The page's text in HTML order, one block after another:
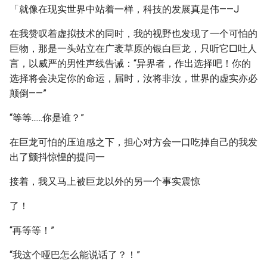
「就像在现实世界中站着一样，科技的发展真是伟——J
在我赞叹着虚拟技术的同时，我的视野也发现了一个可怕的
巨物，那是一头站立在广袤草原的银白巨龙，只听它□吐人
言，以威严的男性声线告诫：“异界者，作出选择吧！你的
选择将会决定你的命运，届时，汝将非汝，世界的虚实亦必
颠倒——”
“等等......你是谁？”
在巨龙可怕的压迫感之下，担心对方会一口吃掉自己的我发
出了颤抖惊惶的提问一
接着，我又马上被巨龙以外的另一个事实震惊
了！
“再等等！”
“我这个哑巴怎么能说话了？！”